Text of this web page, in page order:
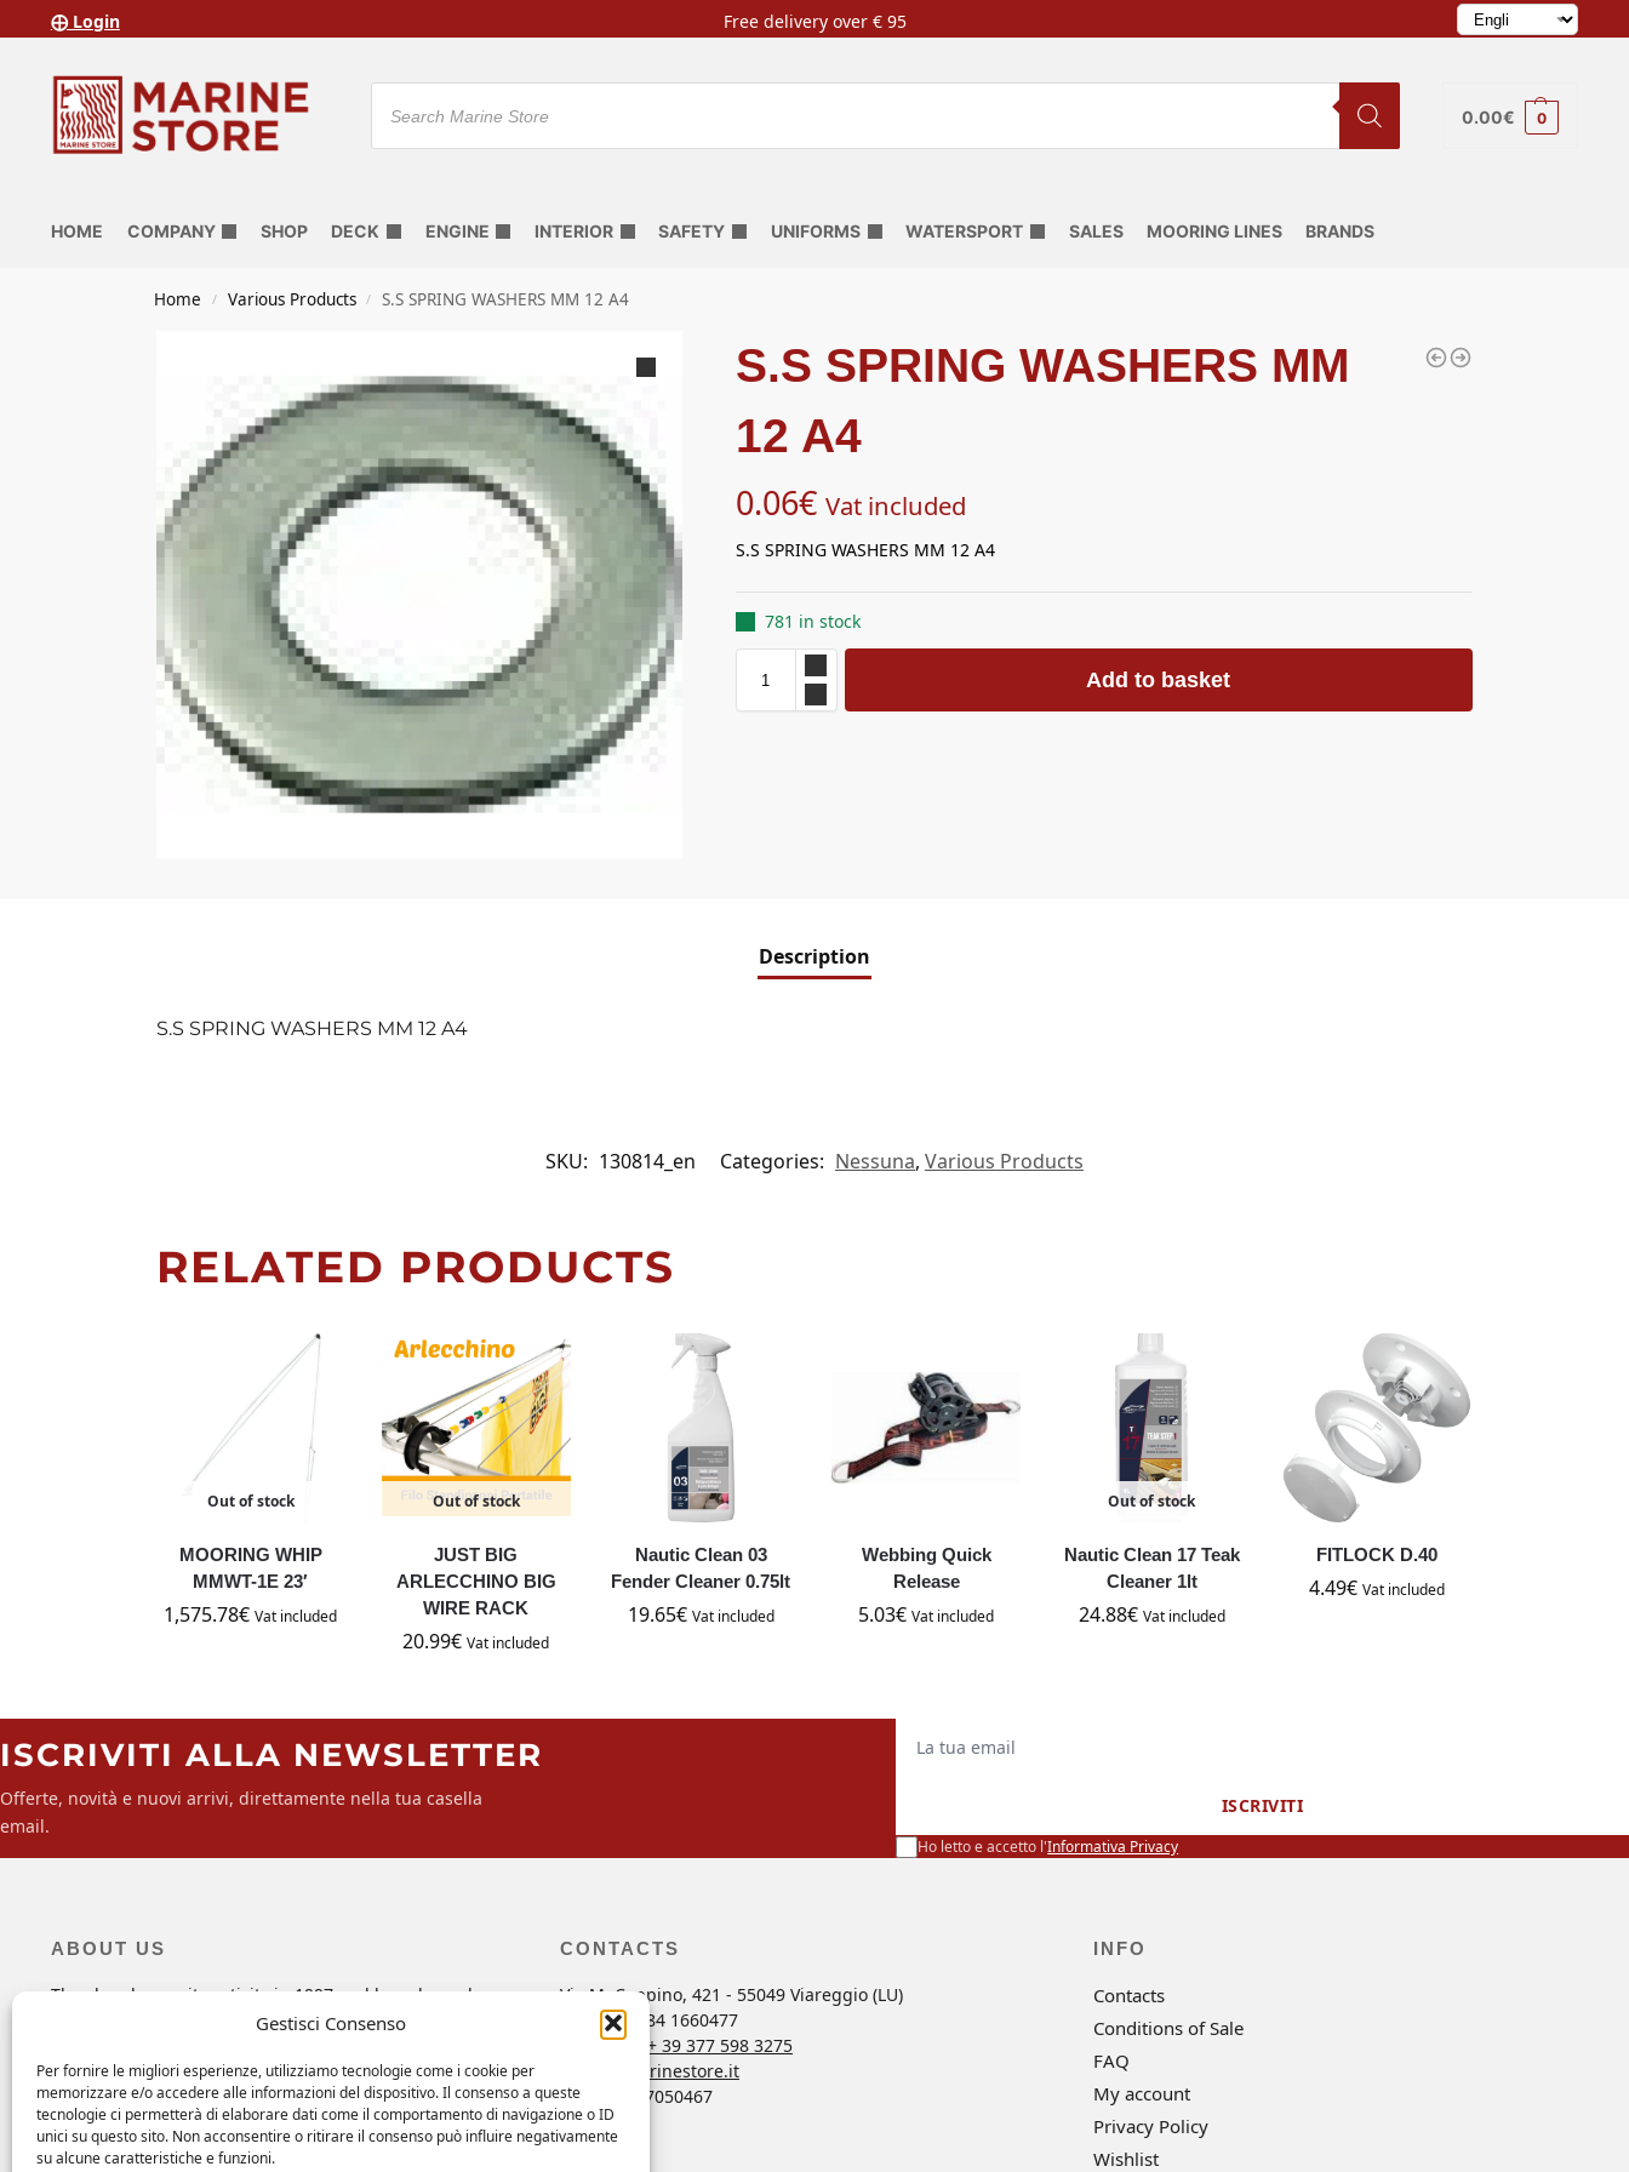
Gestisci Consenso
Per fornire le migliori esperienze, utilizziamo tecnologie come i cookie per
memorizzare e/o accedere alle informazioni del dispositivo. Il consenso a queste
tecnologie ci permetterà di elaborare dati come il comportamento di navigazione o ID
unici su questo sito. Non acconsentire o ritirare il consenso può influire negativamente
su alcune caratteristiche e funzioni.
⨁ Login Free delivery over € 95
0.00€ 0
HOME COMPANY SHOP DECK ENGINE INTERIOR SAFETY UNIFORMS WATERSPORT SALES MOORING LINES BRANDS
Home / Various Products / S.S SPRING WASHERS MM 12 A4
S.S SPRING WASHERS MM
12 A4
0.06€ Vat included
S.S SPRING WASHERS MM 12 A4
781 in stock
Add to basket
Description
S.S SPRING WASHERS MM 12 A4
SKU: 130814_en Categories: Nessuna, Various Products
RELATED PRODUCTS
Out of stock
MOORING WHIP
MMWT-1E 23′
1,575.78€ Vat included
Out of stock
JUST BIG
ARLECCHINO BIG
WIRE RACK
20.99€ Vat included
Nautic Clean 03
Fender Cleaner 0.75lt
19.65€ Vat included
Webbing Quick
Release
5.03€ Vat included
Out of stock
Nautic Clean 17 Teak
Cleaner 1lt
24.88€ Vat included
FITLOCK D.40
4.49€ Vat included
ISCRIVITI ALLA NEWSLETTER
Offerte, novità e nuovi arrivi, direttamente nella tua casella
email.
Ho letto e accetto l'Informativa Privacy
ISCRIVITI
ABOUT US
The shop began its activity in 1997 and has always been,
since the beginning, a point of reference for all those looking
their boats and more.
CONTACTS
Via M. Coppino, 421 - 55049 Viareggio (LU)
Tel. +39 0584 1660477
Whatsapp
+ 39 377 598 3275
ordini@marinestore.it
P. Iva 01637050467
INFO
Contacts
Conditions of Sale
FAQ
My account
Privacy Policy
Wishlist